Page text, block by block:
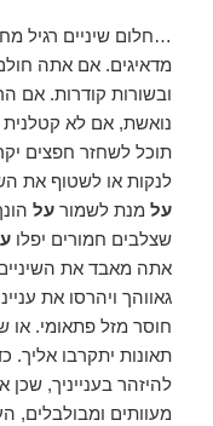
…חלום שיניים רגיל
מדאיגים. אם אתה
ובשורות קודרות. אם
נואשת, אם לא
תוכל לשחזר חפצים
לנקות או לשטוף את
על מנת לשמורעל
שצלבים חמורים יפלו
אתה מאבד את
גאווהך ויהרסו את
חוסר מזל פתאומי. או
תאונות יתקרבו אליך.
להיזהר בענייניך, שכן
מעוותים ומבולבלים,